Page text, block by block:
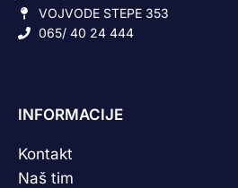
VOJVODE STEPE 353
065/ 40 24 444
INFORMACIJE
Kontakt
Naš tim